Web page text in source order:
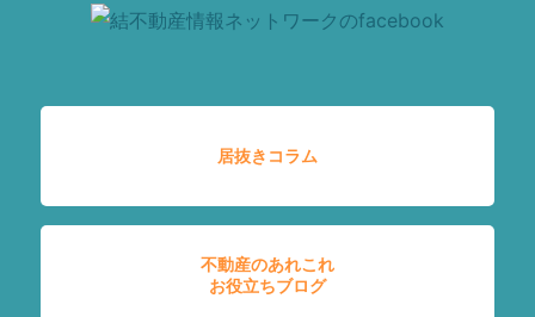
居抜きコラム
不動産のあれこれ
お役立ちブログ